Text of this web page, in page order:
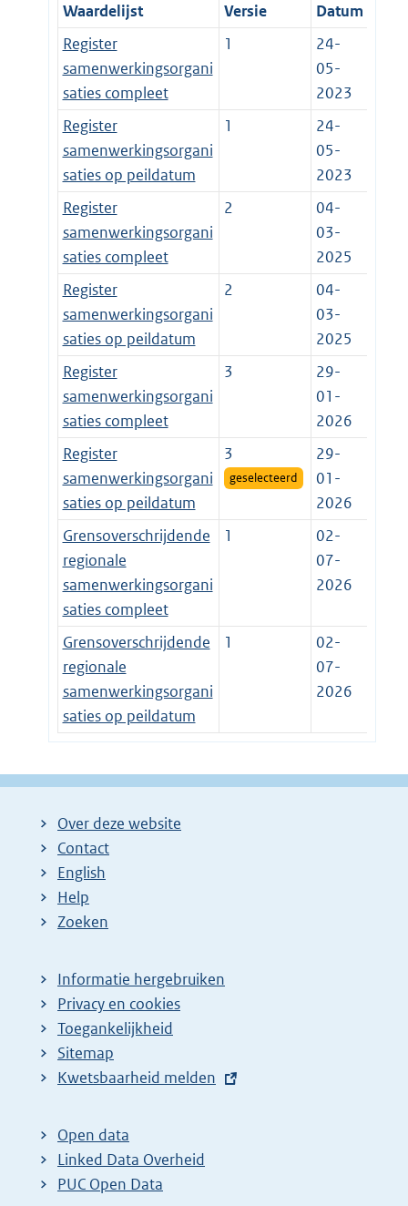
Waardelijst Versie
Datum
Register
samenwerkingsorgani
saties compleet
1
24-
05-
2023
Register
samenwerkingsorgani
saties op peildatum
1
24-
05-
2023
Register
samenwerkingsorgani
saties compleet
2
04-
03-
2025
Register
samenwerkingsorgani
saties op peildatum
2
04-
03-
2025
Register
samenwerkingsorgani
saties compleet
3
29-
01-
2026
Register
samenwerkingsorgani
saties op peildatum
3
geselecteerd
29-
01-
2026
Grensoverschrijdende
regionale
samenwerkingsorgani
saties compleet
1
02-
07-
2026
Grensoverschrijdende
regionale
samenwerkingsorgani
saties op peildatum
1
02-
07-
2026
Over deze website
Contact
English
Help
Zoeken
Informatie hergebruiken
Privacy en cookies
Toegankelijkheid
Sitemap
E
t
e
r
Kwetsbaarheid melden
Open data
Linked Data Overheid
PUC Open Data